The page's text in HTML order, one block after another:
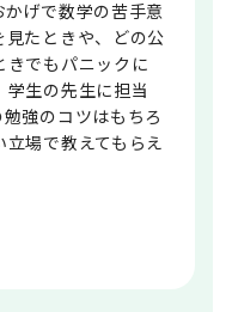
げで数学の苦手意
見たときや、どの公
きでもパニックに
学生の先生に担当
強のコツはもちろ
場で教えてもらえ